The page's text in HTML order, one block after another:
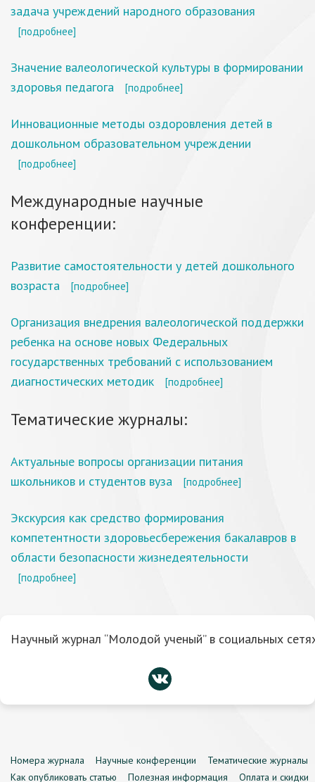
задача учреждений народного образования
[подробнее]
Значение валеологической культуры в формировании
здоровья педагога
[подробнее]
Инновационные методы оздоровления детей в
дошкольном образовательном учреждении
[подробнее]
Международные научные
конференции:
Развитие самостоятельности у детей дошкольного
возраста
[подробнее]
Организация внедрения валеологической поддержки
ребенка на основе новых Федеральных
государственных требований с использованием
диагностических методик
[подробнее]
Тематические журналы:
Актуальные вопросы организации питания
школьников и студентов вуза
[подробнее]
Экскурсия как средство формирования
компетентности здоровьесбережения бакалавров в
области безопасности жизнедеятельности
[подробнее]
Научный журнал “Молодой ученый” в социальных
Номера журнала Научные конференции
Тематические журналы
Как опубликовать статью
Полезная информация Оплата и скидки